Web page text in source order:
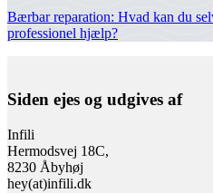
Bærbar reparation: Hvad kan du
professionel hjælp?
Siden ejes og udgives af
Infili
Hermodsvej 18C,
8230 Åbyhøj
hey(at)infili.dk